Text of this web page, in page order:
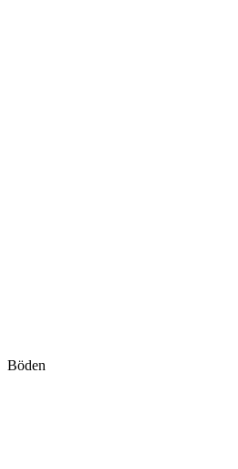
Böden